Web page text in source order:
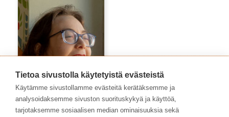
Tietoa sivustolla käytetyistä evästeistä
Käytämme sivustollamme evästeitä kerätäksemme ja
analysoidaksemme sivuston suorituskykyä ja käyttöä,
tarjotaksemme sosiaalisen median ominaisuuksia sekä